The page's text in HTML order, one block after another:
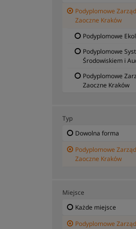
Podyplomowe
Zaoczne Kraków
Podyplomowe
Podyplomowe
Środowiskiem i
Podyplomowe
Zaoczne Kraków
Typ
Dowolna forma
Podyplomowe
Zaoczne Kraków
Miejsce
Każde miejsce
Podyplomowe